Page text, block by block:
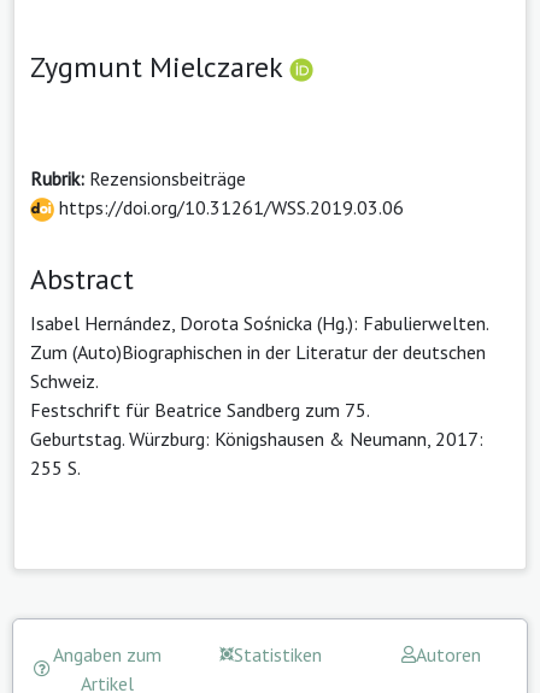
Zygmunt Mielczarek
Rubrik: Rezensionsbeiträge
https://doi.org/10.31261/WSS.2019.03.06
Abstract
Isabel Hernández, Dorota Sośnicka (Hg.): Fabulierwelten.
Zum (Auto)Biographischen in der Literatur der deutschen
Schweiz.
Festschrift für Beatrice Sandberg zum 75.
Geburtstag. Würzburg: Königshausen & Neumann, 2017:
255 S.
Angaben zum
Artikel
Statistiken Autoren